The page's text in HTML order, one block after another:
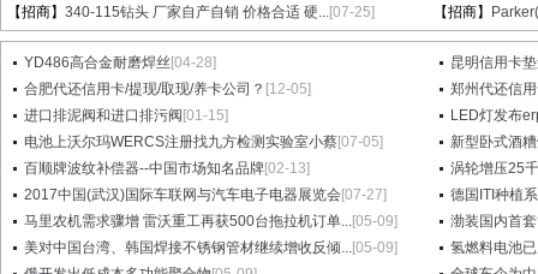
【招商】 340-115钻头 厂家自产自销 价格合适 硬...[07-25] 【招商】
YD486高合金耐磨焊丝 [04-28]
昆明信用卡
合肥代还信用卡/提现/取现/养卡公司？ [12-05]
郑州代还信
进口排泥阀和进口排污阀 [01-15]
LED灯发布
电池上沃尔玛WERCS注册找九方检测实验室小蔡[07-05]
新型卧式酒
百顺牌波纹补偿器--中国市场知名品牌[02-13]
涡轮增压25
2017中国(武汉)国际车联网与汽车电子电器展览会[07-27]
德国ITI种植
马里农机需求骤增 雷沃重工再获500台拖拉机订单...[05-09]
渤装国内首
美对中国台湾、韩国焊接不锈钢管材继续增收反倾...[05-09]
氢燃料电池